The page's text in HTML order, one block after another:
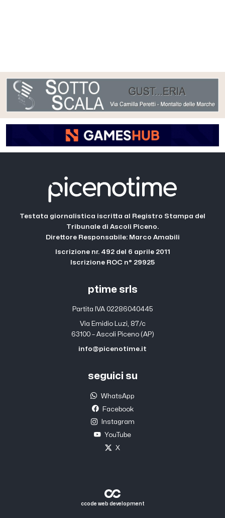
Testata giornalistica iscritta al Registro Stampa del
Tribunale di Ascoli Piceno.
Direttore Responsabile: Marco Amabili
Iscrizione nr. 492 del 6 aprile 2011
Iscrizione ROC n° 29925
ptime srls
Partita IVA 02286040445
Via Emidio Luzi, 87/c
63100 – Ascoli Piceno (AP)
info@picenotime.it
seguici su
WhatsApp
Facebook
Instagram
YouTube
X
ccode web development